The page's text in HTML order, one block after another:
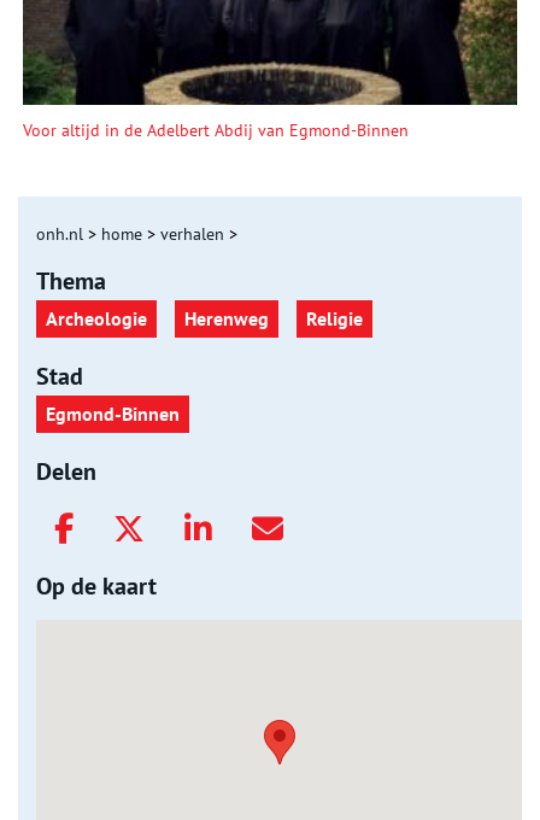
Voor altijd in de Adelbert Abdij van Egmond-Binnen
onh.nl > home > verhalen >
Thema
Archeologie Herenweg Religie
Stad
Egmond-Binnen
Delen
Op de kaart